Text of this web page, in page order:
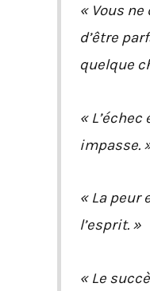
« Vous
d’être
quelque
«
impasse.
« La peur
l’esprit. »
« Le